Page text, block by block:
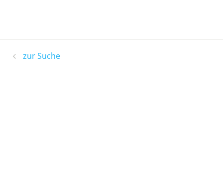
zur Suche